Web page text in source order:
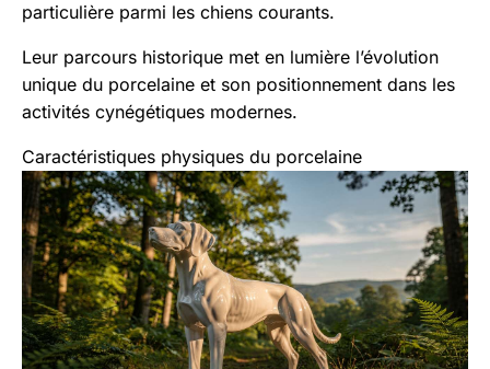
particulière parmi les chiens courants.
Leur parcours historique met en lumière l’évolution
unique du porcelaine et son positionnement dans les
activités cynégétiques modernes.
Caractéristiques physiques du porcelaine